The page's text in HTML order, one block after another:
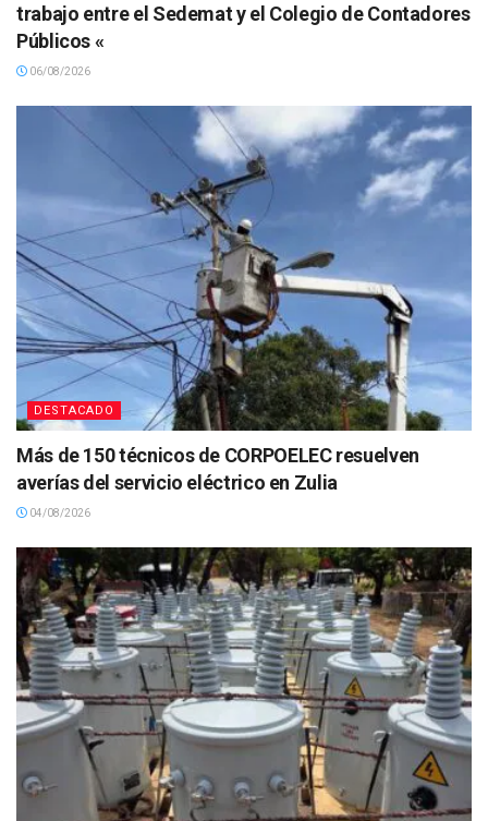
trabajo entre el Sedemat y el Colegio de Contadores
Públicos «
06/08/2026
DESTACADO
Más de 150 técnicos de CORPOELEC resuelven
averías del servicio eléctrico en Zulia
04/08/2026